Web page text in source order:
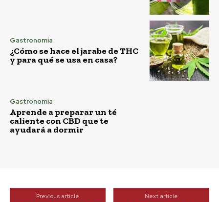
Gastronomía
¿Cómo se hace el jarabe de THC
y para qué se usa en casa?
Gastronomía
Aprende a preparar un té
caliente con CBD que te
ayudará a dormir
Previous article Next article